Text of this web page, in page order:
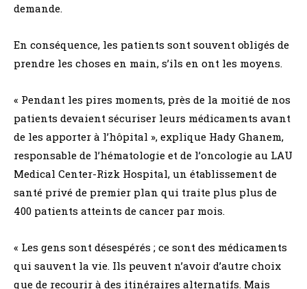
demande.
En conséquence, les patients sont souvent obligés de
prendre les choses en main, s’ils en ont les moyens.
« Pendant les pires moments, près de la moitié de nos
patients devaient sécuriser leurs médicaments avant
de les apporter à l’hôpital », explique Hady Ghanem,
responsable de l’hématologie et de l’oncologie au LAU
Medical Center-Rizk Hospital, un établissement de
santé privé de premier plan qui traite plus plus de
400 patients atteints de cancer par mois.
« Les gens sont désespérés ; ce sont des médicaments
qui sauvent la vie. Ils peuvent n’avoir d’autre choix
que de recourir à des itinéraires alternatifs. Mais